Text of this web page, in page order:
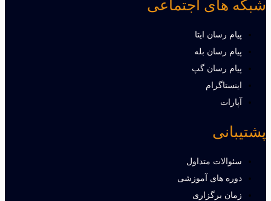
شبکه های اجتماعی
پیام رسان ایتا
پیام رسان بله
پیام رسان گپ
اینستاگرام
آپارات
پشتیبانی
سئوالات متداول
دوره های آموزشی
زمان برگزاری